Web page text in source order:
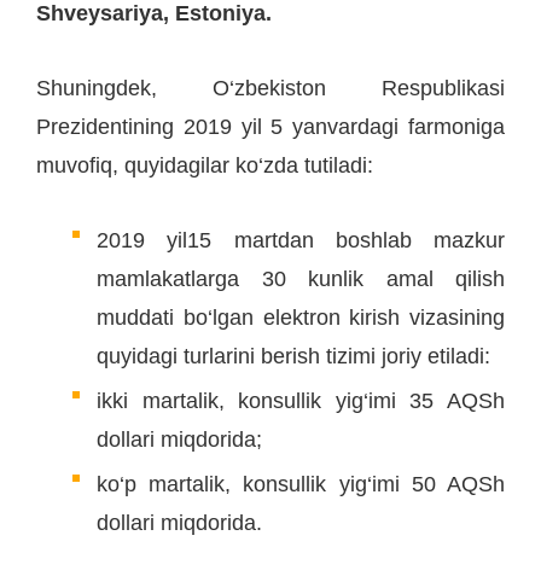
Shveysariya, Estoniya.
Shuningdek, O‘zbekiston Respublikasi
Prezidentining 2019 yil 5 yanvardagi farmoniga
muvofiq, quyidagilar ko‘zda tutiladi:
2019 yil15 martdan boshlab mazkur
mamlakatlarga 30 kunlik amal qilish
muddati bo‘lgan elektron kirish vizasining
quyidagi turlarini berish tizimi joriy etiladi:
ikki martalik, konsullik yig‘imi 35 AQSh
dollari miqdorida;
ko‘p martalik, konsullik yig‘imi 50 AQSh
dollari miqdorida.